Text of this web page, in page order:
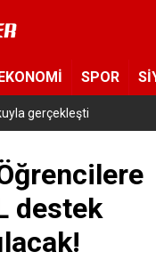
SPOR
tek denetleniyor
destek